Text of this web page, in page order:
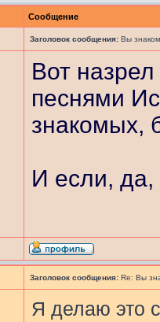
Сообщение
Заголовок сообщения: Вы
Вот
песнями
знакомых,
И если, да,
Заголовок сообщения: Re: Вы
Я делаю это